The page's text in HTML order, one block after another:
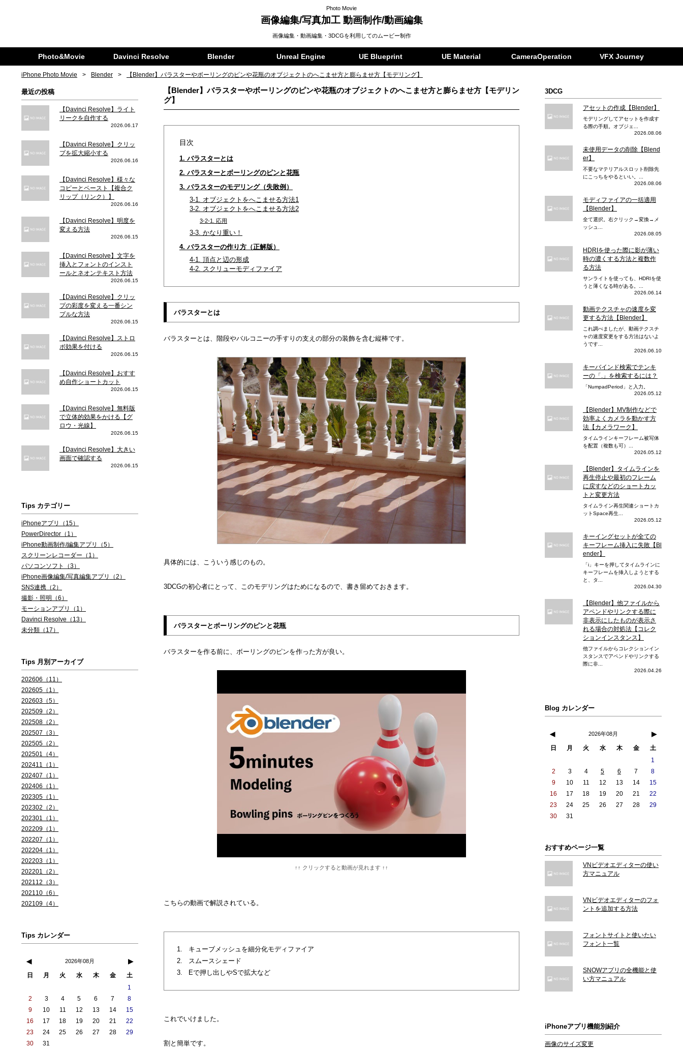
Photo Movie
画像編集/写真加工 動画制作/動画編集
画像編集・動画編集・3DCGを利用してのムービー制作
Photo&Movie Davinci Resolve Blender Unreal Engine UE Blueprint UE Material CameraOperation VFX Journey
iPhone Photo Movie Blender 【Blender】バラスターやボーリングのピンや花瓶のオブジェクトのへこませ方と膨らませ方【モデリング】
【Blender】バラスターやボーリングのピンや花瓶のオブジェクトのへこませ方と膨らませ方【モデリン
グ】
目次
1. バラスターとは
2. バラスターとボーリングのピンと花瓶
3. バラスターのモデリング（失敗例）
3-1. オブジェクトをへこませる方法1
3-2. オブジェクトをへこませる方法2
3-2-1. 応用
3-3. かなり重い！
4. バラスターの作り方（正解版）
4-1. 頂点と辺の形成
4-2. スクリューモディファイア
バラスターとは
バラスターとは、階段やバルコニーの手すりの支えの部分の装飾を含む縦棒です。
具体的には、こういう感じのもの。
3DCGの初心者にとって、このモデリングはためになるので、書き留めておきます。
バラスターとボーリングのピンと花瓶
バラスターを作る前に、ボーリングのピンを作った方が良い。
↑↑ クリックすると動画が見れます ↑↑
こちらの動画で解説されている。
キューブメッシュを細分化モディファイア
スムースシェード
Eで押し出しやSで拡大など
これでいけました。
割と簡単です。
最近の投稿
【Davinci Resolve】ライト
リークを自作する
2026.06.17
【Davinci Resolve】クリッ
プを拡大縮小する
2026.06.16
【Davinci Resolve】様々な
コピーとペースト【複合ク
リップ（リンク）】
2026.06.16
【Davinci Resolve】明度を
変える方法
2026.06.15
【Davinci Resolve】文字を
挿入とフォントのインスト
ールとネオンテキスト方法
2026.06.15
【Davinci Resolve】クリッ
プの彩度を変える一番シン
プルな方法
2026.06.15
【Davinci Resolve】ストロ
ボ効果を付ける
2026.06.15
【Davinci Resolve】おすす
め自作ショートカット
2026.06.15
【Davinci Resolve】無料版
で立体的効果をかける【グ
ロウ・光線】
2026.06.15
【Davinci Resolve】大きい
画面で確認する
2026.06.15
Tips カテゴリー
iPhoneアプリ（15）
PowerDirector（1）
iPhone動画制作/編集アプリ（5）
スクリーンレコーダー（1）
パソコンソフト（3）
iPhone画像編集/写真編集アプリ（2）
SNS連携（2）
撮影・照明（6）
モーションアプリ（1）
Davinci Resolve（13）
未分類（17）
Tips 月別アーカイブ
202606（11）
202605（1）
202603（5）
202509（2）
202508（2）
202507（3）
202505（2）
202501（4）
202411（1）
202407（1）
202406（1）
202305（1）
202302（2）
202301（1）
202209（1）
202207（1）
202204（1）
202203（1）
202201（2）
202112（3）
202110（6）
202109（4）
Tips カレンダー
2026年08月
◀ ▶
日 月 火 水 木 金
土
1
2
3 4 5 6 7
8
9
10 11 12 13 14
15
16
17 18 19 20 21
22
23
24 25 26 27 28
29
30
31
3DCG
アセットの作成【Blender】
モデリングしてアセットを作成す
る際の手順。オブジェ...
2026.08.06
未使用データの削除【Blend
er】
不要なマテリアルスロット削除先
にこっちをやるといい。...
2026.08.06
モディファイアの一括適用
【Blender】
全て選択。右クリック→変換→メ
ッシュ...
2026.08.05
HDRIを使った際に影が薄い
時の濃くする方法と複数作
る方法
サンライトを使っても、HDRIを使
うと薄くなる時がある。...
2026.06.14
動画テクスチャの速度を変
更する方法【Blender】
これ調べましたが、動画テクスチ
ャの速度変更をする方法はないよ
うです...
2026.06.10
キーバインド検索でテンキ
ーの「.」を検索するには？
「NumpadPeriod」と入力。
2026.05.12
【Blender】MV制作などで
効率よくカメラを動かす方
法【カメラワーク】
タイムラインキーフレーム被写体
を配置（複数も可）...
2026.05.12
【Blender】タイムラインを
再生停止や最初のフレーム
に戻すなどのショートカッ
トと変更方法
タイムライン再生関連ショートカ
ットSpace再生...
2026.05.12
キーイングセットが全ての
キーフレーム挿入に失敗【Bl
ender】
「i」キーを押してタイムラインに
キーフレームを挿入しようとする
と、タ...
2026.04.30
【Blender】他ファイルから
アペンドやリンクする際に
非表示にしたものが表示さ
れる場合の対処法【コレク
ションインスタンス】
他ファイルからコレクションイン
スタンスでアペンドやリンクする
際に非...
2026.04.26
Blog カレンダー
2026年08月
◀ ▶
日 月 火 水 木 金
土
1
2
3 4 5 6 7
8
9
10 11 12 13 14
15
16
17 18 19 20 21
22
23
24 25 26 27 28
29
30
31
おすすめページ一覧
VNビデオエディターの使い
方マニュアル
VNビデオエディターのフォ
ントを追加する方法
フォントサイトと使いたい
フォント一覧
SNOWアプリの全機能と使
い方マニュアル
iPhoneアプリ機能別紹介
画像のサイズ変更